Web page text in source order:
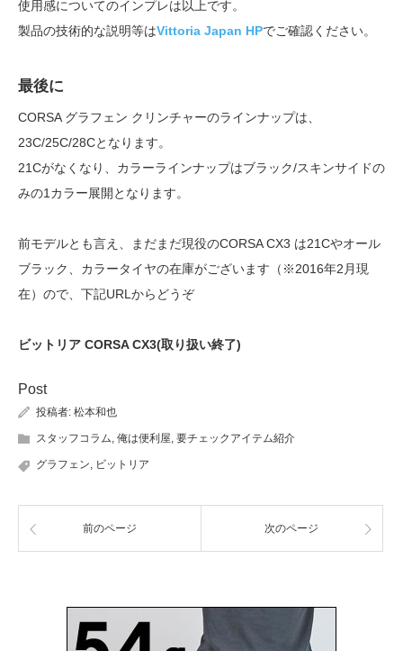
使用感についてのインプレは以上です。
製品の技術的な説明等はVittoria Japan HPでご確認ください。
最後に
CORSA グラフェン クリンチャーのラインナップは、
23C/25C/28Cとなります。
21Cがなくなり、カラーラインナップはブラック/スキンサイドの
みの1カラー展開となります。
前モデルとも言え、まだまだ現役のCORSA CX3 は21Cやオール
ブラック、カラータイヤの在庫がございます（※2016年2月現
在）ので、下記URLからどうぞ
ビットリア CORSA CX3(取り扱い終了)
Post
投稿者: 松本和也
スタッフコラム 俺は便利屋 要チェックアイテム紹介
グラフェン ビットリア
前のページ 次のページ